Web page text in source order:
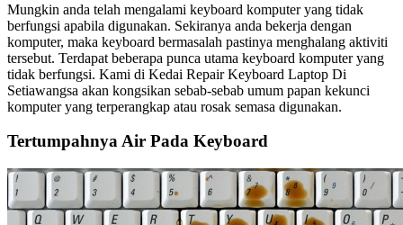
Mungkin anda telah mengalami keyboard komputer yang tidak
berfungsi apabila digunakan. Sekiranya anda bekerja dengan
komputer, maka keyboard bermasalah pastinya menghalang aktiviti
tersebut. Terdapat beberapa punca utama keyboard komputer yang
tidak berfungsi. Kami di Kedai Repair Keyboard Laptop Di
Setiawangsa akan kongsikan sebab-sebab umum papan kekunci
komputer yang terperangkap atau rosak semasa digunakan.
Tertumpahnya Air Pada Keyboard